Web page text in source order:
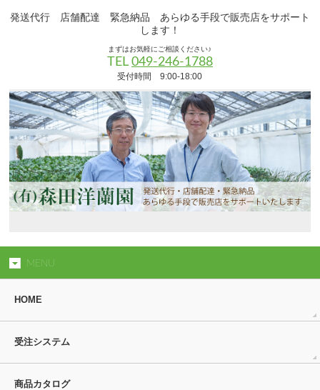
発送代行 店舗配達 緊急納品 あらゆる手段で販売店をサポート
します！
まずはお気軽にご相談ください♪
TEL 049-246-1788
受付時間 9:00-18:00
MENU
HOME
受注システム
商品カタログ